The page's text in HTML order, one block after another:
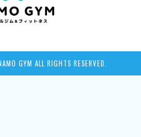
GYM ALL RIGHTS RESERVED.